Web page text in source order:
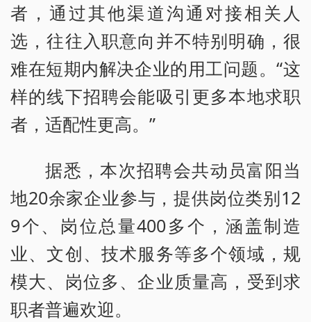
者，通过其他渠道沟通对接相关人
选，往往入职意向并不特别明确，很
难在短期内解决企业的用工问题。“这
样的线下招聘会能吸引更多本地求职
者，适配性更高。”
据悉，本次招聘会共动员富阳当
地20余家企业参与，提供岗位类别12
9个、岗位总量400多个，涵盖制造
业、文创、技术服务等多个领域，规
模大、岗位多、企业质量高，受到求
职者普遍欢迎。